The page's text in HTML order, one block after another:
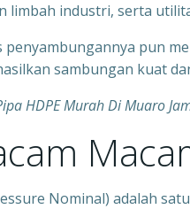
limbah industri, serta
penyambungannya pun
sambungan kuat
HDPE Murah Di Muaro
Nominal) adalah